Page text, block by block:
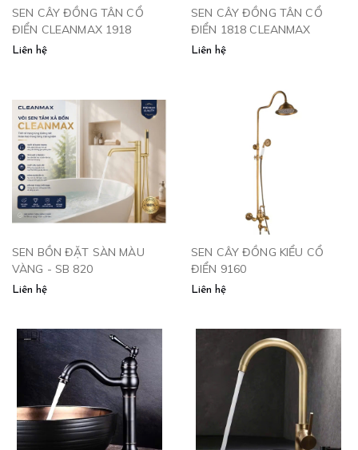
SEN CÂY ĐỒNG TÂN CỔ
ĐIỂN CLEANMAX 1918
Liên hệ
SEN CÂY ĐỒNG TÂN CỔ
ĐIỂN 1818 CLEANMAX
Liên hệ
SEN BỒN ĐẶT SÀN MÀU
VÀNG - SB 820
Liên hệ
SEN CÂY ĐỒNG KIỂU CỔ
ĐIỂN 9160
Liên hệ